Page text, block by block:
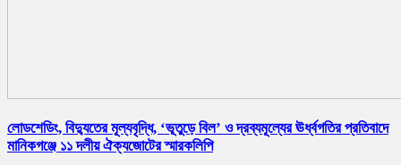
লোডশেডিং, বিদ্যুতের মূল্যবৃদ্ধি, ‘ভূতুড়ে বিল’ ও দ্রব্যমূল্যের ঊর্ধ্বগতির প্রতিবাদে
মানিকগঞ্জে ১১ দলীয় ঐক্যজোটের স্মারকলিপি